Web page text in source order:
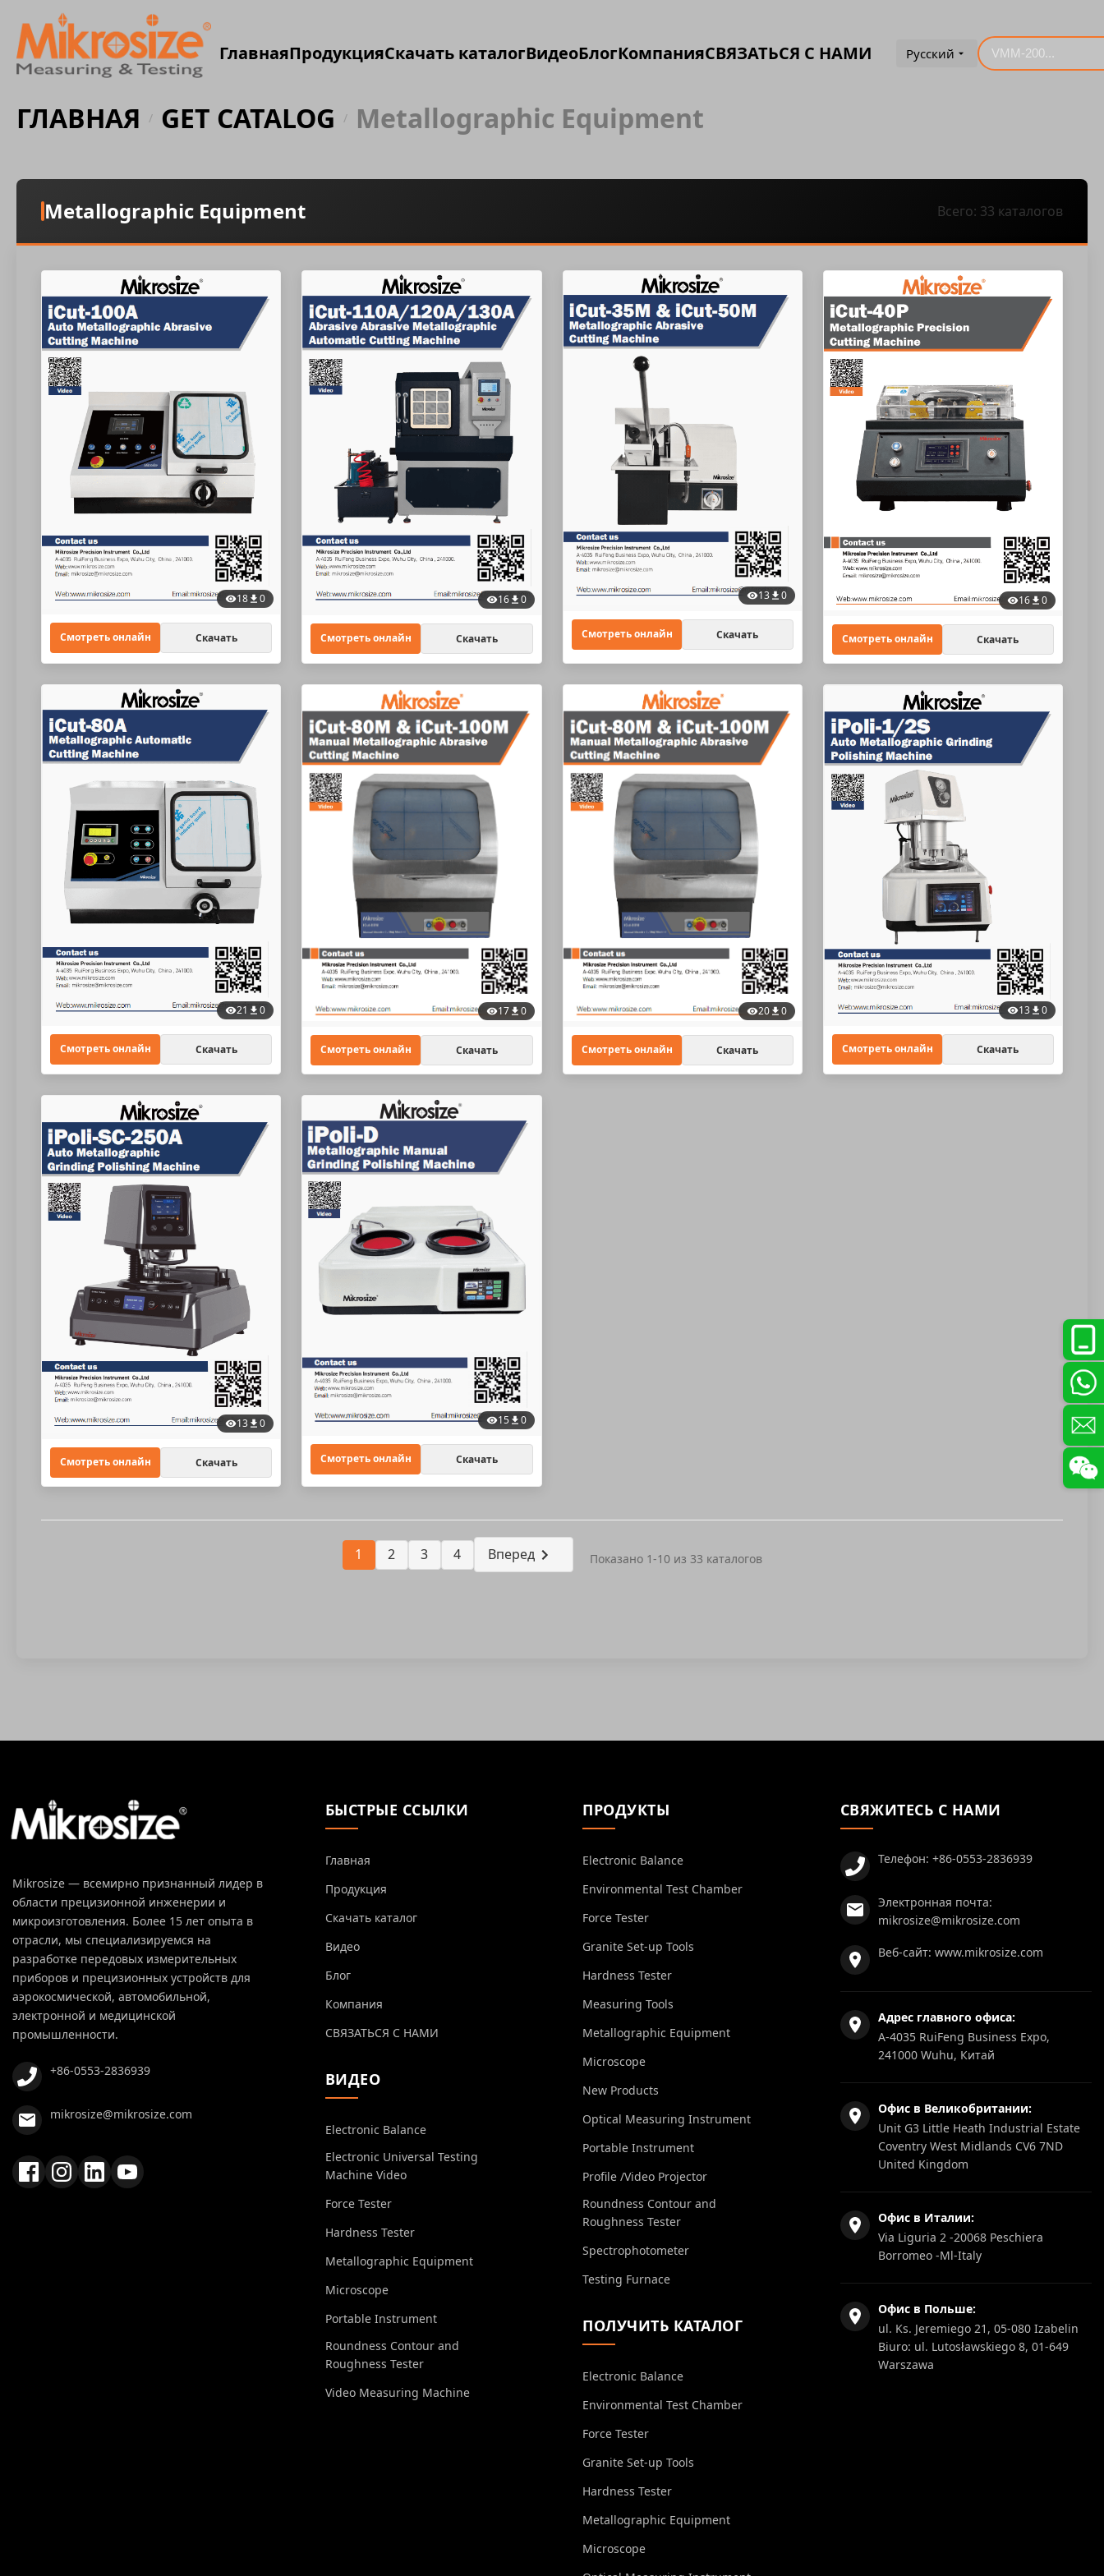
ГлавнаяПродукцияСкачать каталогВидеоБлогКомпанияСВЯЗАТЬСЯ С НАМИ Русский
ГЛАВНАЯ / GET CATALOG / Metallographic Equipment
Metallographic Equipment Всего: 33 каталогов
18 0
Смотреть онлайн Скачать
16 0
Смотреть онлайн Скачать
13 0
Смотреть онлайн Скачать
16 0
Смотреть онлайн Скачать
21 0
Смотреть онлайн Скачать
17 0
Смотреть онлайн Скачать
20 0
Смотреть онлайн Скачать
13 0
Смотреть онлайн Скачать
13 0
Смотреть онлайн Скачать
15 0
Смотреть онлайн Скачать
1 2 3 4 Вперед Показано 1-10 из 33 каталогов
Mikrosize — всемирно признанный лидер в
области прецизионной инженерии и
микроизготовления. Более 15 лет опыта в
отрасли, мы специализируемся на
разработке передовых измерительных
приборов и прецизионных устройств для
аэрокосмической, автомобильной,
электронной и медицинской
промышленности.
+86-0553-2836939
mikrosize@mikrosize.com
БЫСТРЫЕ ССЫЛКИ
Главная
Продукция
Скачать каталог
Видео
Блог
Компания
СВЯЗАТЬСЯ С НАМИ
ВИДЕО
Electronic Balance
Electronic Universal Testing
Machine Video
Force Tester
Hardness Tester
Metallographic Equipment
Microscope
Portable Instrument
Roundness Contour and
Roughness Tester
Video Measuring Machine
ПРОДУКТЫ
Electronic Balance
Environmental Test Chamber
Force Tester
Granite Set-up Tools
Hardness Tester
Measuring Tools
Metallographic Equipment
Microscope
New Products
Optical Measuring Instrument
Portable Instrument
Profile /Video Projector
Roundness Contour and
Roughness Tester
Spectrophotometer
Testing Furnace
ПОЛУЧИТЬ КАТАЛОГ
Electronic Balance
Environmental Test Chamber
Force Tester
Granite Set-up Tools
Hardness Tester
Metallographic Equipment
Microscope
СВЯЖИТЕСЬ С НАМИ
Телефон: +86-0553-2836939
Электронная почта:
mikrosize@mikrosize.com
Веб-сайт: www.mikrosize.com
Адрес главного офиса:
A-4035 RuiFeng Business Expo,
241000 Wuhu, Китай
Офис в Великобритании:
Unit G3 Little Heath Industrial Estate
Coventry West Midlands CV6 7ND
United Kingdom
Офис в Италии:
Via Liguria 2 -20068 Peschiera
Borromeo -Ml-Italy
Офис в Польше:
ul. Ks. Jeremiego 21, 05-080 Izabelin
Biuro: ul. Lutosławskiego 8, 01-649
Warszawa